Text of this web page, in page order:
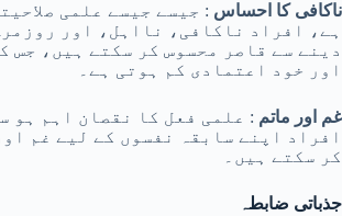
ناکافی کا احساس : جیسے جیسے علمی
ہے، افراد ناکافی، نااہل، اور
دینے سے قاصر محسوس کر سکتے ہیں، جس
اور خود اعتمادی کم ہوتی ہے۔
غم اور ماتم : علمی فعل کا نقصان اہم ہو
افراد اپنے سابقہ ​​نفسوں کے لیے غم
کر سکتے ہیں۔
جذباتی ضابطہ